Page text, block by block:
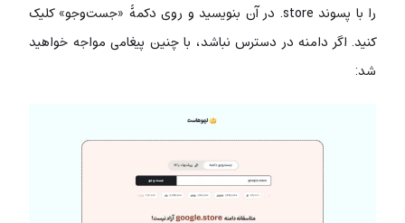
را با پسوند store. در آن بنویسید و روی دکمۀ «جست‌وجو» کلیک
کنید. اگر دامنه در دسترس نباشد، با چنین پیغامی مواجه خواهید
شد: